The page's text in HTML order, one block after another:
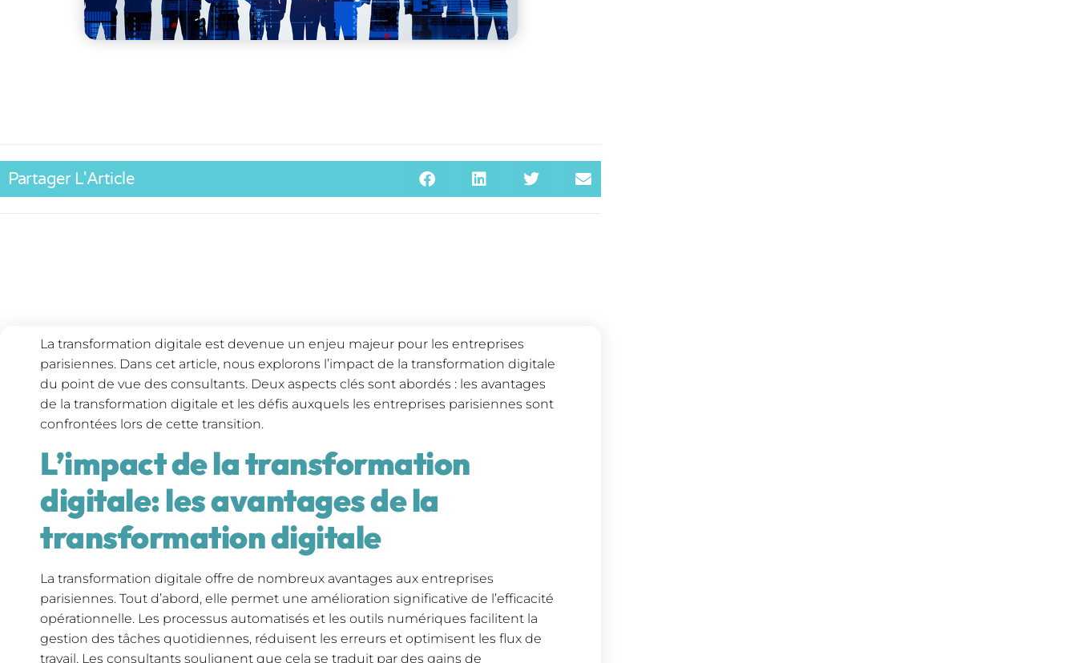
Partager L'Article
La transformation digitale est devenue un enjeu majeur pour les entreprises
parisiennes. Dans cet article, nous explorons l’impact de la transformation digitale
du point de vue des consultants. Deux aspects clés sont abordés : les avantages
de la transformation digitale et les défis auxquels les entreprises parisiennes sont
confrontées lors de cette transition.
L’impact de la transformation
digitale: les avantages de la
transformation digitale
La transformation digitale offre de nombreux avantages aux entreprises
parisiennes. Tout d’abord, elle permet une amélioration significative de l’efficacité
opérationnelle. Les processus automatisés et les outils numériques facilitent la
gestion des tâches quotidiennes, réduisent les erreurs et optimisent les flux de
travail. Les consultants soulignent que cela se traduit par des gains de